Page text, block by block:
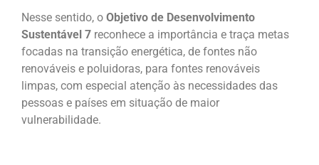
Nesse sentido, o Objetivo de Desenvolvimento
Sustentável 7 reconhece a importância e traça metas
focadas na transição energética, de fontes não
renováveis e poluidoras, para fontes renováveis
limpas, com especial atenção às necessidades das
pessoas e países em situação de maior
vulnerabilidade.